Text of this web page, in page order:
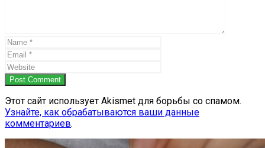
Post Comment
Этот сайт использует Akismet для борьбы со спамом.
Узнайте, как обрабатываются ваши данные
комментариев.